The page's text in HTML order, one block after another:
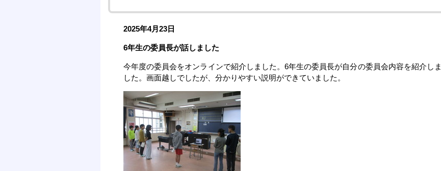
2025年4月23日
6年生の委員長が話しました
今年度の委員会をオンラインで紹介しました。6年生の委員長が自分の委員会内容を紹介しま
した。画面越しでしたが、分かりやすい説明ができていました。